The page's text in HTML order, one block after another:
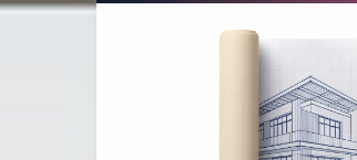
Перейти